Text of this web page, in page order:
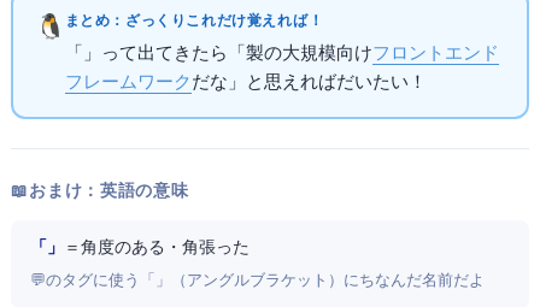
まとめ：ざっくりこれだけ覚えればOK！
「Angular」って出てきたら「 製の大規模向けフロントエンド
フレームワークだな」と思えればだいたいOK！
📖 おまけ：英語の意味
「Angular」 ＝ 角度のある・角張った
💬 HTMLのタグに使う「<>」（アングルブラケット）にちなんだ名前だよ